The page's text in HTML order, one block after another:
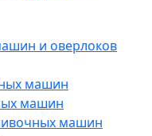
и оверлоков
машин
машин
машин